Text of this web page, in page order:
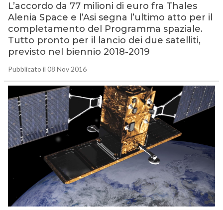
L’accordo da 77 milioni di euro fra Thales
Alenia Space e l’Asi segna l’ultimo atto per il
completamento del Programma spaziale.
Tutto pronto per il lancio dei due satelliti,
previsto nel biennio 2018-2019
Pubblicato il 08 Nov 2016